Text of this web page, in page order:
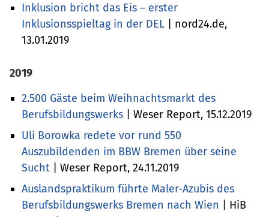
Inklusion bricht das Eis – erster
Inklusionsspieltag in der DEL | nord24.de,
13.01.2019
2019
2.500 Gäste beim Weihnachtsmarkt des
Berufsbildungswerks | Weser Report, 15.12.2019
Uli Borowka redete vor rund 550
Auszubildenden im BBW Bremen über seine
Sucht | Weser Report, 24.11.2019
Auslandspraktikum führte Maler-Azubis des
Berufsbildungswerks Bremen nach Wien | HiB